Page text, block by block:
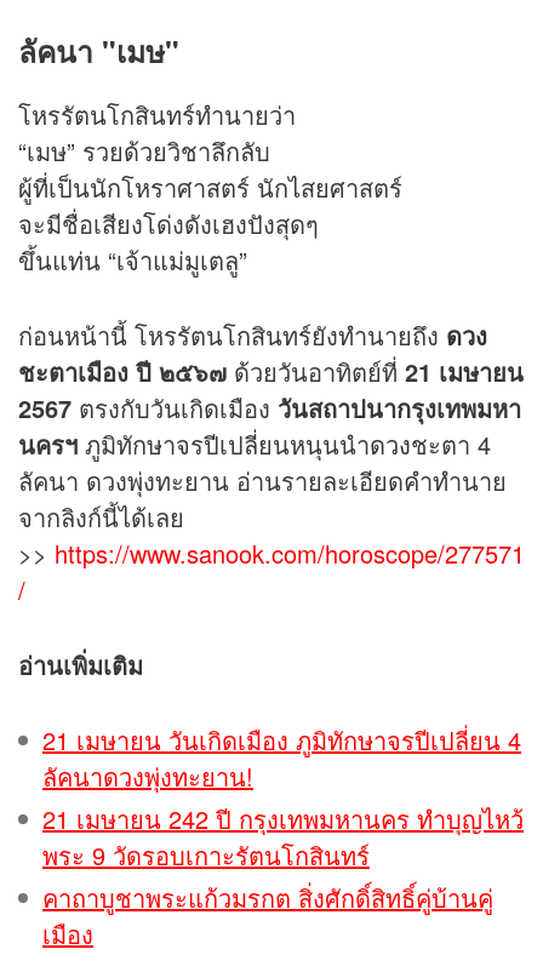
ลัคนา "เมษ"
โหรรัตนโกสินทร์ทำนายว่า
“เมษ” รวยด้วยวิชาลึกลับ
ผู้ที่เป็นนักโหราศาสตร์ นักไสยศาสตร์
จะมีชื่อเสียงโด่งดังเฮงปังสุดๆ
ขึ้นแท่น “เจ้าแม่มูเตลู”
ก่อนหน้านี้ โหรรัตนโกสินทร์ยังทำนายถึง ดวง
ชะตาเมือง ปี ๒๕๖๗ ด้วยวันอาทิตย์ที่ 21 เมษายน
2567 ตรงกับวันเกิดเมือง วันสถาปนากรุงเทพมหา
นครฯ ภูมิทักษาจรปีเปลี่ยนหนุนนำดวงชะตา 4
ลัคนา ดวงพุ่งทะยาน อ่านรายละเอียดคำทำนาย
จากลิงก์นี้ได้เลย
>> https://www.sanook.com/horoscope/277571
/
อ่านเพิ่มเติม
21 เมษายน วันเกิดเมือง ภูมิทักษาจรปีเปลี่ยน 4
ลัคนาดวงพุ่งทะยาน!
21 เมษายน 242 ปี กรุงเทพมหานคร ทำบุญไหว้
พระ 9 วัดรอบเกาะรัตนโกสินทร์
คาถาบูชาพระแก้วมรกต สิ่งศักดิ์สิทธิ์คู่บ้านคู่
เมือง